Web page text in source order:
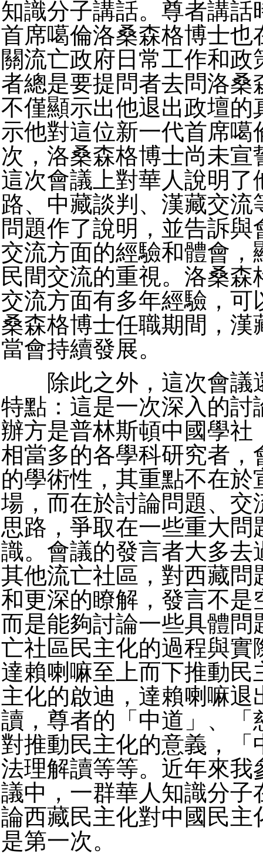
知識分子講話。尊者講話
首席噶倫洛桑森格博士也
關流亡政府日常工作和政
者總是要提問者去問洛桑
不僅顯示出他退出政壇的
示他對這位新一代首席噶
次，洛桑森格博士尚未宣
這次會議上對華人說明了
路、中藏談判、漢藏交流
問題作了說明，並告訴與
交流方面的經驗和體會，
民間交流的重視。洛桑森
交流方面有多年經驗，可
桑森格博士任職期間，漢
當會持續發展。
除此之外，這次會議
特點：這是一次深入的討
辦方是普林斯頓中國學社
相當多的各學科研究者，
的學術性，其重點不在於
場，而在於討論問題、交
思路，爭取在一些重大問
識。會議的發言者大多去
其他流亡社區，對西藏問
和更深的瞭解，發言不是
而是能夠討論一些具體問
亡社區民主化的過程與實
達賴喇嘛至上而下推動民
主化的啟迪，達賴喇嘛退
讀，尊者的「中道」、「
對推動民主化的意義，「
法理解讀等等。近年來我
議中，一群華人知識分子
論西藏民主化對中國民主
是第一次。